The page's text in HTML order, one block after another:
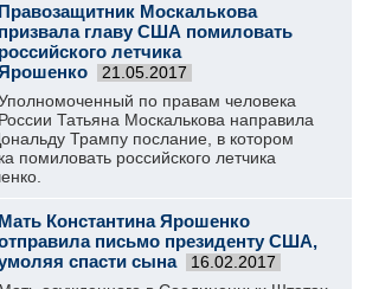
Правозащитник Москалькова
призвала главу США помиловать
российского летчика
21.05.2017
по правам человека
России Татьяна Москалькова направила
Трампу послание, в котором
помиловать российского летчика
Мать Константина Ярошенко
письмо президенту США,
спасти сына
16.02.2017